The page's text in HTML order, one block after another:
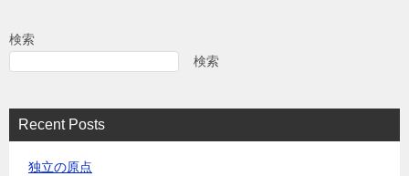
検索
検索
Recent Posts
独立の原点